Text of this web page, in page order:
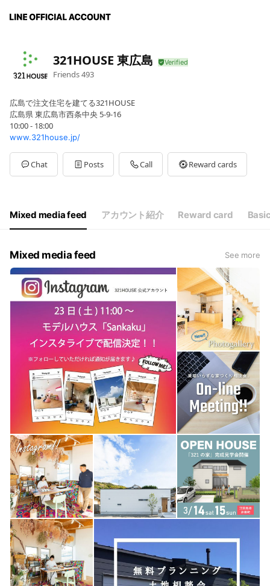
321HOUSE 東広島
Friends493
広島で注文住宅を建てる321HOUSE
広島県 東広島市西条中央 5-9-16
10:00 - 18:00
www.321house.jp/
Chat Posts Call Reward cards
Mixed media feed アカウント紹介 Reward card
Mixed media feed See more